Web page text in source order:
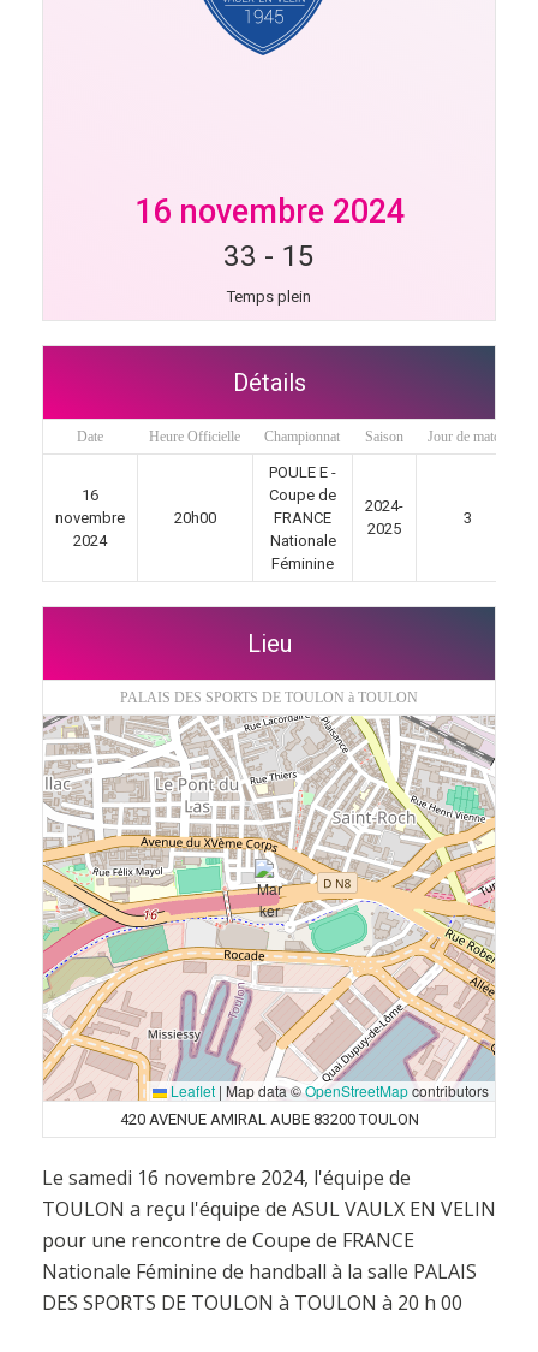
16 novembre 2024
33 - 15
Temps plein
Détails
Date Heure Officielle Championnat Saison Jour de match
16
novembre
2024
20h00
POULE E -
Coupe de
FRANCE
Nationale
Féminine
2024-
2025
3
Lieu
PALAIS DES SPORTS DE TOULON à TOULON
Leaflet | Map data ©OpenStreetMapcontributors
420 AVENUE AMIRAL AUBE 83200 TOULON
Le samedi 16 novembre 2024, l'équipe de
TOULON a reçu l'équipe de ASUL VAULX EN VELIN
pour une rencontre de Coupe de FRANCE
Nationale Féminine de handball à la salle PALAIS
DES SPORTS DE TOULON à TOULON à 20 h 00